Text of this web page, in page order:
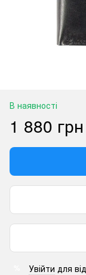
В наявності
1 880 грн
Увійти для